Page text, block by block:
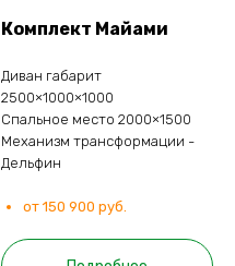
Комплект Майами
Диван габарит
2500×1000×1000
Спальное место 2000×1500
Механизм трансформации -
Дельфин
от 150 900 руб.